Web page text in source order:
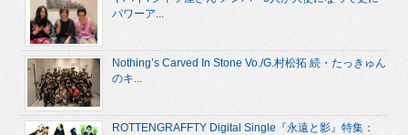
パワーア...
Nothing’s Carved In Stone Vo./G.村松拓 続・たっきゅん
のキ...
ROTTENGRAFFTY Digital Single『永遠と影』特集：